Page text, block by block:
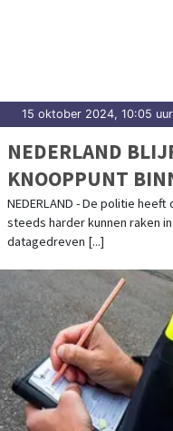
15 oktober 2024, 10:05 uur
NEDERLAND
KNOOPPUNT
DRUGSMARKT
NEDERLAND - De politie
steeds harder kunnen raken
datagedreven [...]